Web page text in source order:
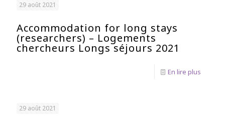
29 août 2021
Accommodation for long stays
(researchers) – Logements
chercheurs Longs séjours 2021
En lire plus
29 août 2021